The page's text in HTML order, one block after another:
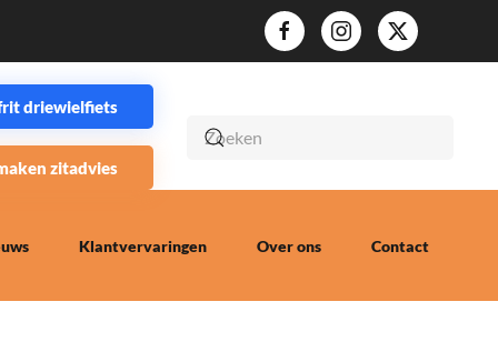
driewielfiets
zitadvies
Klantvervaringen Over ons Contact